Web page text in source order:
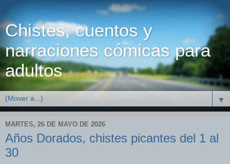
Chistes, cuentos y
narraciones cómicas para
adultos
▼
MARTES, 26 DE MAYO DE 2026
Años Dorados, chistes picantes del 1 al
30